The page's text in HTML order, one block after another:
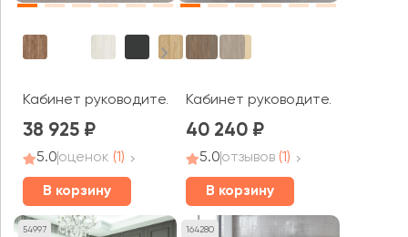
Кабинет руководителя Стайл Проджект Директ /
38 925
5.0оценок (1)
В корзину
Кабинет руководителя Винг /
40 240
5.0отзывов (1)
В корзину
54997 164280